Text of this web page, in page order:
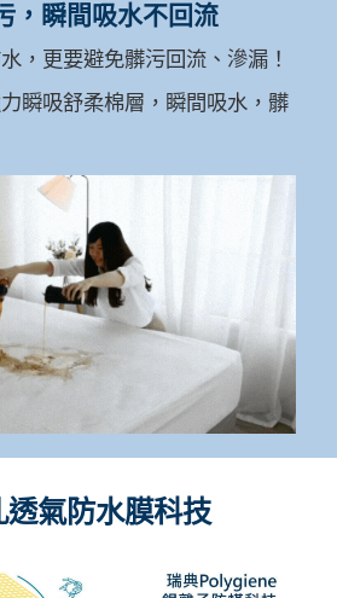
，瞬間吸水不回流
，更要避免髒污回流、滲漏！
瞬吸舒柔棉層，瞬間吸水，髒
透氣防水膜科技